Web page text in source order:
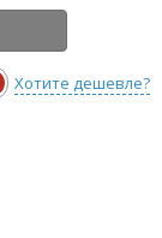
Хотите дешевле?